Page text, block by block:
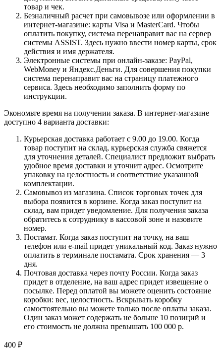
товар и чек.
Безналичный расчет при самовывозе или оформлении в
интернет-магазине: карты Visa и MasterCard. Чтобы
оплатить покупку, система перенаправит вас на сервер
системы ASSIST. Здесь нужно ввести номер карты, срок
действия и имя держателя.
Электронные системы при онлайн-заказе: PayPal,
WebMoney и Яндекс.Деньги. Для совершения покупки
система перенаправит вас на страницу платежного
сервиса. Здесь необходимо заполнить форму по
инструкции.
Экономьте время на получении заказа. В интернет-магазине
доступно 4 варианта доставки:
Курьерская доставка работает с 9.00 до 19.00. Когда
товар поступит на склад, курьерская служба свяжется
для уточнения деталей. Специалист предложит выбрать
удобное время доставки и уточнит адрес. Осмотрите
упаковку на целостность и соответствие указанной
комплектации.
Самовывоз из магазина. Список торговых точек для
выбора появится в корзине. Когда заказ поступит на
склад, вам придет уведомление. Для получения заказа
обратитесь к сотруднику в кассовой зоне и назовите
номер.
Постамат. Когда заказ поступит на точку, на ваш
телефон или e-mail придет уникальный код. Заказ нужно
оплатить в терминале постамата. Срок хранения — 3
дня.
Почтовая доставка через почту России. Когда заказ
придет в отделение, на ваш адрес придет извещение о
посылке. Перед оплатой вы можете оценить состояние
коробки: вес, целостность. Вскрывать коробку
самостоятельно вы можете только после оплаты заказа.
Один заказ может содержать не больше 10 позиций и
его стоимость не должна превышать 100 000 р.
400 ₽